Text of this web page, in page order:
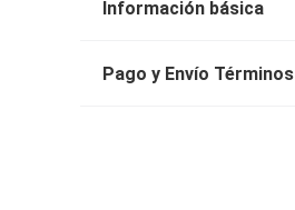
Información básica
Pago y Envío Términos